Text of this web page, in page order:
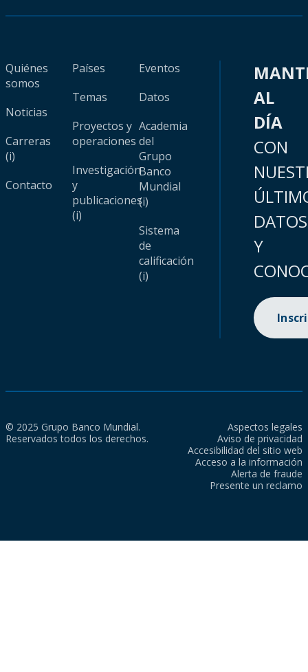
Quiénes
somos
Noticias
Carreras
(i)
Contacto
Países
Temas
Proyectos y
operaciones
Investigación
y
publicaciones
(i)
Eventos
Datos
Academia
del
Grupo
Banco
Mundial
(i)
Sistema
de
calificación
(i)
AL
DÍA
CON
DATOS
Y
© 2025 Grupo Banco Mundial.
Reservados todos los derechos.
Aspectos legales
Aviso de privacidad
Accesibilidad del sitio web
Acceso a la información
Alerta de fraude
Presente un reclamo